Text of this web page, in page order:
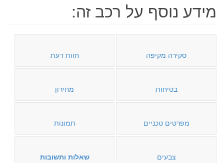
מידע נוסף על רכב זה:
סקירה מקיפה חוות דעת
בטיחות מחירון
מפרטים טכניים תמונות
צבעים שאלות ותשובות